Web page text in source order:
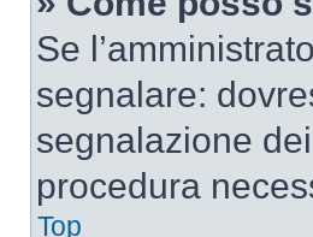
Se
segnalare:
segnalazione
procedura
Top